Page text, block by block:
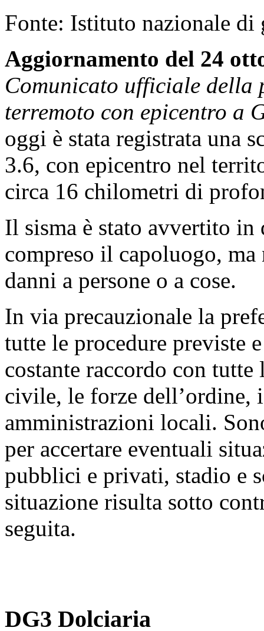
Fonte: Istituto nazionale
Aggiornamento del 24
Comunicato ufficiale della
terremoto con epicentro a
oggi è stata registrata una
3.6, con epicentro nel
circa 16 chilometri di
Il sisma è stato avvertito
compreso il capoluogo,
danni a persone o a cose.
In via precauzionale la
tutte le procedure previste
costante raccordo con
civile, le forze
amministrazioni locali.
per accertare eventuali
pubblici e privati, stadio e
situazione risulta sotto
seguita.
DG3 Dolciaria